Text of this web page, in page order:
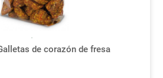
de corazón de fresa